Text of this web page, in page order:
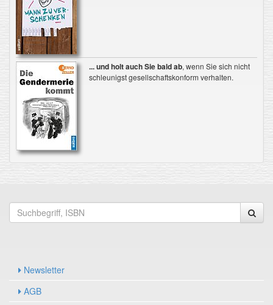
... und holt auch Sie bald ab, wenn Sie sich nicht
schleunigst gesellschaftskonform verhalten.
Newsletter
AGB